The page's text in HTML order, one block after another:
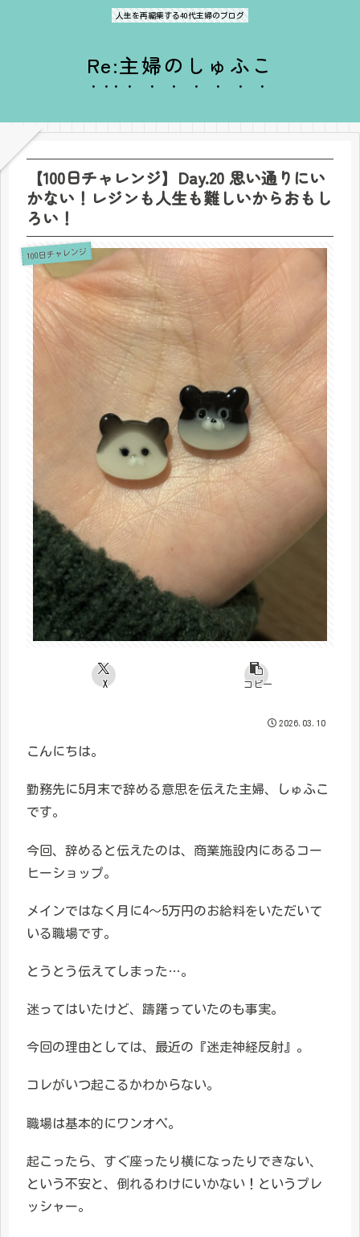
人生を再編集する40代主婦のブログ
Re:主婦のしゅふこ
【100日チャレンジ】Day.20 思い通りにい
かない！レジンも人生も難しいからおもし
ろい！
100日チャレンジ
X コピー
2026.03.10
こんにちは。
勤務先に5月末で辞める意思を伝えた主婦、しゅふこ
です。
今回、辞めると伝えたのは、商業施設内にあるコー
ヒーショップ。
メインではなく月に4〜5万円のお給料をいただいて
いる職場です。
とうとう伝えてしまった…。
迷ってはいたけど、躊躇っていたのも事実。
今回の理由としては、最近の『迷走神経反射』。
コレがいつ起こるかわからない。
職場は基本的にワンオペ。
起こったら、すぐ座ったり横になったりできない、
という不安と、倒れるわけにいかない！というプレ
ッシャー。